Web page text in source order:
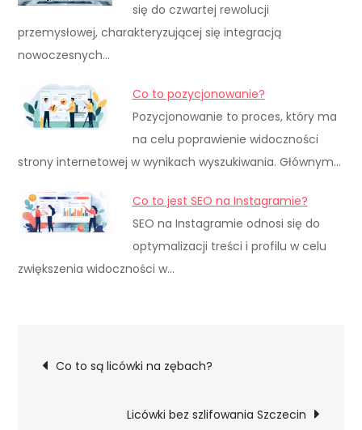
się do czwartej rewolucji
przemysłowej, charakteryzującej się integracją
nowoczesnych…
Co to pozycjonowanie?
Pozycjonowanie to proces, który ma
na celu poprawienie widoczności
strony internetowej w wynikach wyszukiwania. Głównym…
Co to jest SEO na Instagramie?
SEO na Instagramie odnosi się do
optymalizacji treści i profilu w celu
zwiększenia widoczności w…
Nawigacja
wpisu
Co to są licówki na zębach?
Licówki bez szlifowania Szczecin